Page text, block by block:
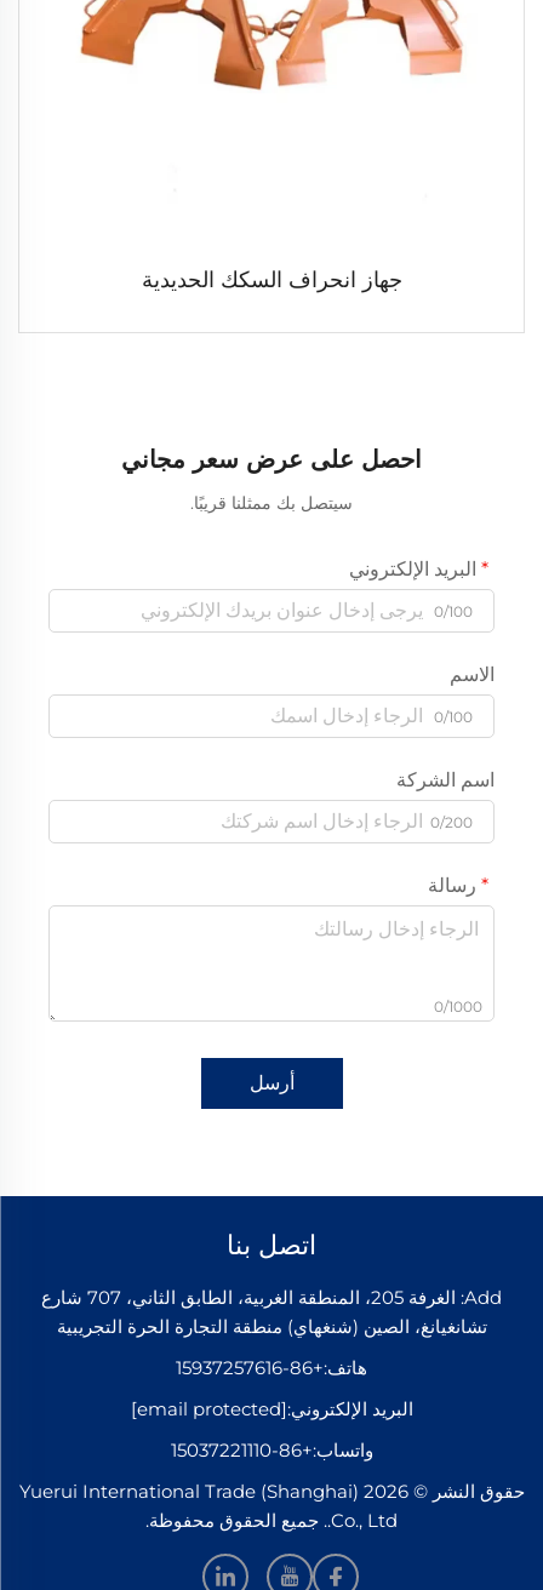
جهاز انحراف السكك الحديدية
احصل على عرض سعر مجاني
سيتصل بك ممثلنا قريبًا.
البريد الإلكتروني
0/100
الاسم
0/100
اسم الشركة
0/200
رسالة
0/1000
أرسل
اتصل بنا
Add: الغرفة 205، المنطقة الغربية، الطابق الثاني، 707 شارع
تشانغيانغ، الصين (شنغهاي) منطقة التجارة الحرة التجريبية
هاتف:+86-15937257616
البريد الإلكتروني:[email protected]
واتساب:+86-15037221110
حقوق النشر © 2026 Yuerui International Trade (Shanghai)
Co., Ltd.. جميع الحقوق محفوظة.